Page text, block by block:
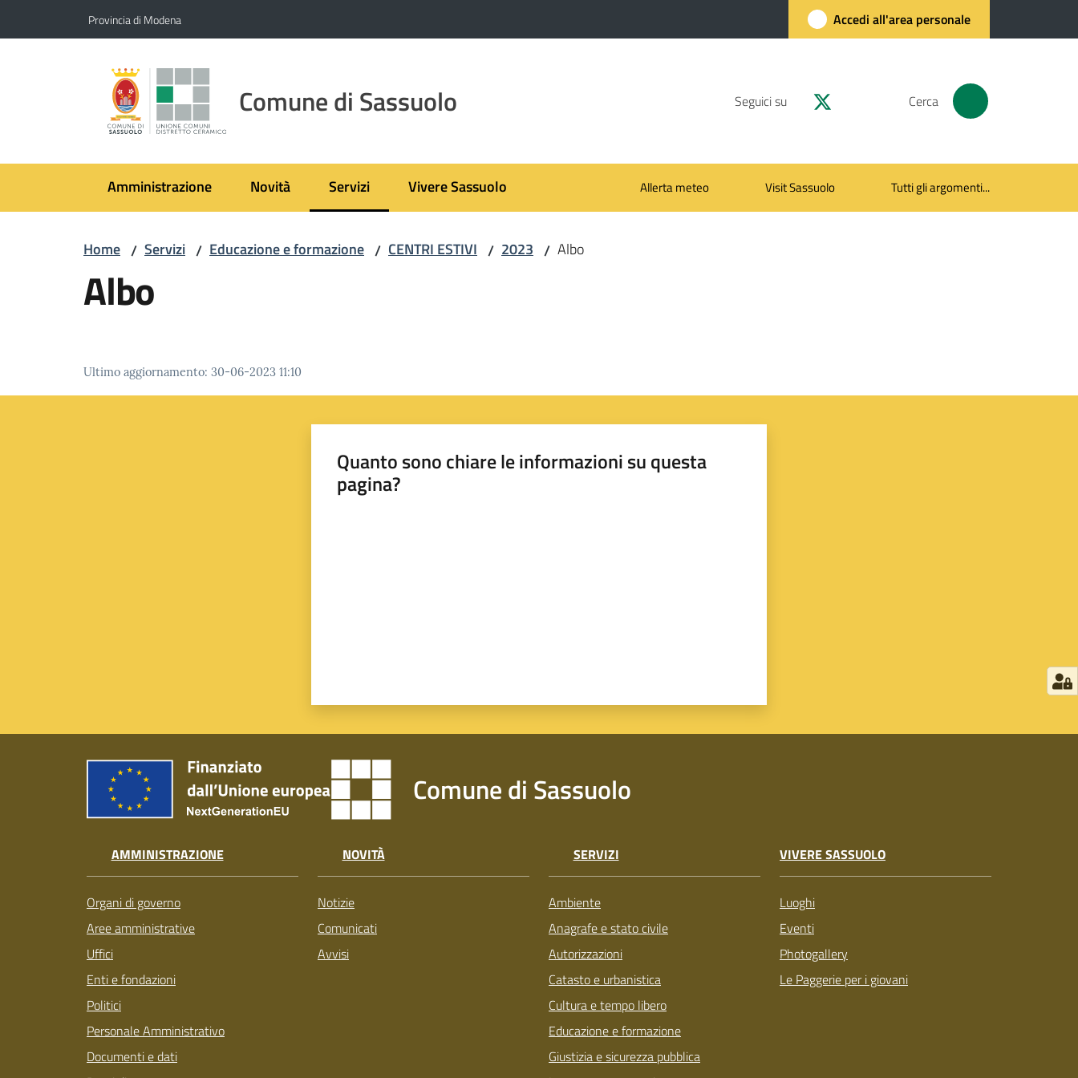
Provincia di Modena Accedi all'area personale
Comune di Sassuolo Seguici su Cerca
Amministrazione Novità Servizi
Menu selezionatoVivere Sassuolo Allerta meteo Visit Sassuolo Tutti gli argomenti...
Home / Servizi / Educazione e formazione / CENTRI ESTIVI / 2023 / Albo
Albo
Ultimo aggiornamento: 30-06-2023 11:10
Quanto sono chiare le informazioni su questa
pagina?
Comune di Sassuolo
AMMINISTRAZIONE
Organi di governo
Aree amministrative
Uffici
Enti e fondazioni
Politici
Personale Amministrativo
Documenti e dati
NOVITÀ
Notizie
Comunicati
Avvisi
SERVIZI
Ambiente
Anagrafe e stato civile
Autorizzazioni
Catasto e urbanistica
Cultura e tempo libero
Educazione e formazione
Giustizia e sicurezza pubblica
VIVERE SASSUOLO
Luoghi
Eventi
Photogallery
Le Paggerie per i giovani